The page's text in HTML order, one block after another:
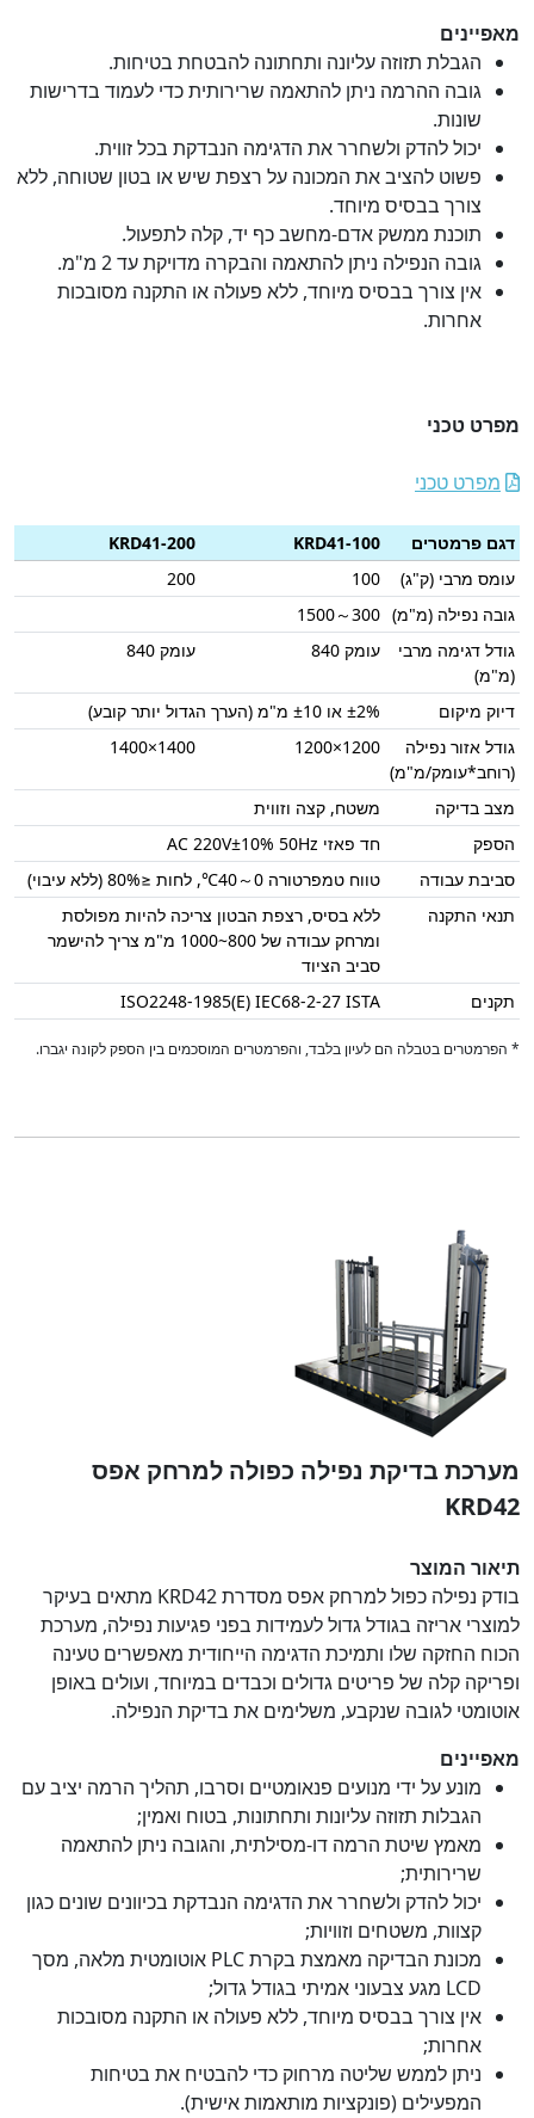
מאפיינים
הגבלת תזוזה עליונה ותחתונה להבטחת בטיחות.
גובה ההרמה ניתן להתאמה שרירותית כדי לעמוד בדרישות
שונות.
יכול להדק ולשחרר את הדגימה הנבדקת בכל זווית.
פשוט להציב את המכונה על רצפת שיש או בטון שטוחה, ללא
צורך בבסיס מיוחד.
תוכנת ממשק אדם-מחשב כף יד, קלה לתפעול.
גובה הנפילה ניתן להתאמה והבקרה מדויקת עד 2 מ"מ.
אין צורך בבסיס מיוחד, ללא פעולה או התקנה מסובכות
אחרות.
מפרט טכני
מפרט טכני
דגם פרמטרים KRD41-100
KRD41-200
עומס מרבי (ק"ג)
100
200
גובה נפילה (מ"מ) 300～1500
גודל דגימה מרבי
(מ"מ)
עומק 840 עומק 840
דיוק מיקום
±2% או ±10 מ"מ (הערך הגדול יותר קובע)
גודל אזור נפילה
(רוחב*עומק/מ"מ)
1200×1200
1400×1400
מצב בדיקה
משטח, קצה וזווית
הספק
חד פאזי AC 220V±10% 50Hz
סביבת עבודה
טווח טמפרטורה 0～40℃, לחות ≤80% (ללא עיבוי)
תנאי התקנה
ללא בסיס, רצפת הבטון צריכה להיות מפולסת
ומרחק עבודה של 800~1000 מ"מ צריך להישמר
סביב הציוד
תקנים
ISO2248-1985(E) IEC68-2-27 ISTA
* הפרמטרים בטבלה הם לעיון בלבד, והפרמטרים המוסכמים בין הספק לקונה יגברו.
מערכת בדיקת נפילה כפולה למרחק אפס
KRD42
תיאור המוצר
בודק נפילה כפול למרחק אפס מסדרת KRD42 מתאים בעיקר
למוצרי אריזה בגודל גדול לעמידות בפני פגיעות נפילה, מערכת
הכוח החזקה שלו ותמיכת הדגימה הייחודית מאפשרים טעינה
ופריקה קלה של פריטים גדולים וכבדים במיוחד, ועולים באופן
אוטומטי לגובה שנקבע, משלימים את בדיקת הנפילה.
מאפיינים
מונע על ידי מנועים פנאומטיים וסרבו, תהליך הרמה יציב עם
הגבלות תזוזה עליונות ותחתונות, בטוח ואמין;
מאמץ שיטת הרמה דו-מסילתית, והגובה ניתן להתאמה
שרירותית;
יכול להדק ולשחרר את הדגימה הנבדקת בכיוונים שונים כגון
קצוות, משטחים וזוויות;
מכונת הבדיקה מאמצת בקרת PLC אוטומטית מלאה, מסך
LCD מגע צבעוני אמיתי בגודל גדול;
אין צורך בבסיס מיוחד, ללא פעולה או התקנה מסובכות
אחרות;
ניתן לממש שליטה מרחוק כדי להבטיח את בטיחות
המפעילים (פונקציות מותאמות אישית).